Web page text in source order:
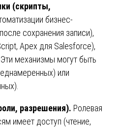
(скрипты,
бизнес-
сохранения записи),
Apex для Salesforce),
механизмы могут быть
или
разрешения). Ролевая
имеет доступ (чтение,